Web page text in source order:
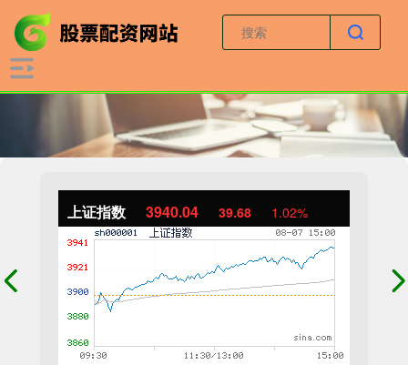
上证指数 3940.04 39.68 1.02%